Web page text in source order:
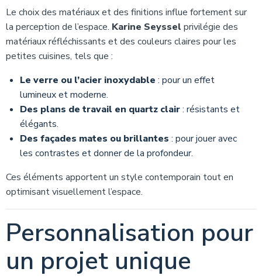
Le choix des matériaux et des finitions influe fortement sur
la perception de l’espace. Karine Seyssel privilégie des
matériaux réfléchissants et des couleurs claires pour les
petites cuisines, tels que :
Le verre ou l’acier inoxydable : pour un effet
lumineux et moderne.
Des plans de travail en quartz clair: résistants et
élégants.
Des façades mates ou brillantes : pour jouer avec
les contrastes et donner de la profondeur.
Ces éléments apportent un style contemporain tout en
optimisant visuellement l’espace.
Personnalisation pour
un projet unique